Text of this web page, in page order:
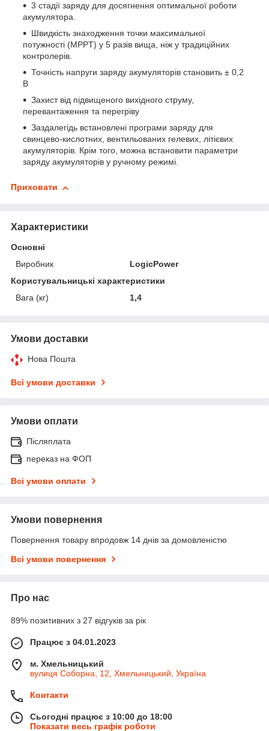
3 стадії заряду для досягнення оптимальної роботи
акумулятора.
Швидкість знаходження точки максимальної
потужності (MPPT) у 5 разів вища, ніж у традиційних
контролерів.
Точність напруги заряду акумуляторів становить ± 0,2
В
Захист від підвищеного вихідного струму,
перевантаження та перегріву
Заздалегідь встановлені програми заряду для
свинцево-кислотних, вентильованих гелевих, літієвих
акумуляторів. Крім того, можна встановити параметри
заряду акумуляторів у ручному режимі.
Приховати
Характеристики
Основні
Виробник
LogicPower
Користувальницькі характеристики
Вага (кг)
1,4
Умови доставки
Нова Пошта
Всі умови доставки
Умови оплати
Післяплата
переказ на ФОП
Всі умови оплати
Умови повернення
Повернення товару впродовж 14 днів за домовленістю
Всі умови повернення
Про нас
89% позитивних з 27 відгуків за рік
Працює з 04.01.2023
м. Хмельницький
вулиця Соборна, 12, Хмельницький, Україна
Контакти
Сьогодні працює з 10:00 до 18:00
Показати весь графік роботи